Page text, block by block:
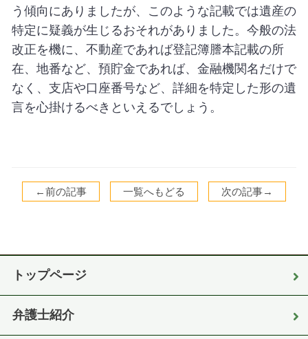
う傾向にありましたが、このような記載では遺産の
特定に疑義が生じるおそれがありました。今般の法
改正を機に、不動産であれば登記簿謄本記載の所
在、地番など、預貯金であれば、金融機関名だけで
なく、支店や口座番号など、詳細を特定した形の遺
言を心掛けるべきといえるでしょう。
←前の記事 一覧へもどる 次の記事→
トップページ
弁護士紹介